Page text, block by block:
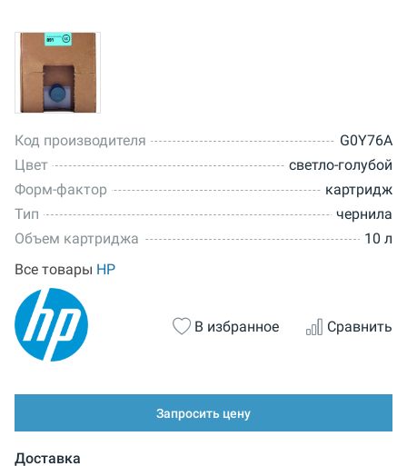
Код производителя
G0Y76A
Цвет
светло-голубой
Форм-фактор
картридж
Тип
чернила
Объем картриджа
10 л
Все товары HP
В избранное Сравнить
Запросить цену
Доставка